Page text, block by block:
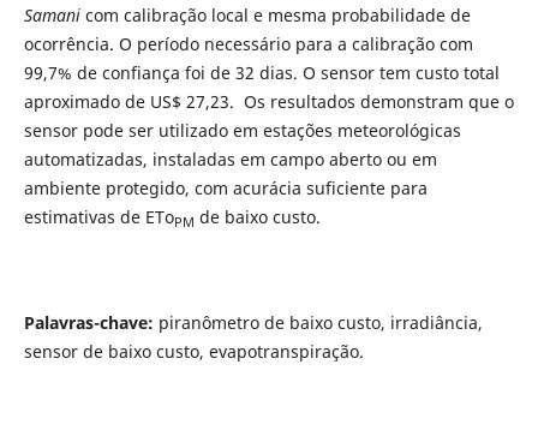
Samanicom calibração local e mesma probabilidade de
ocorrência. O período necessário para a calibração com
99,7% de confiança foi de 32 dias. O sensor tem custo total
aproximado de US$ 27,23. Os resultados demonstram que o
sensor pode ser utilizado em estações meteorológicas
automatizadas, instaladas em campo aberto ou em
ambiente protegido, com acurácia suficiente para
estimativas de EToPM de baixo custo.
Palavras-chave: piranômetro de baixo custo, irradiância,
sensor de baixo custo, evapotranspiração.